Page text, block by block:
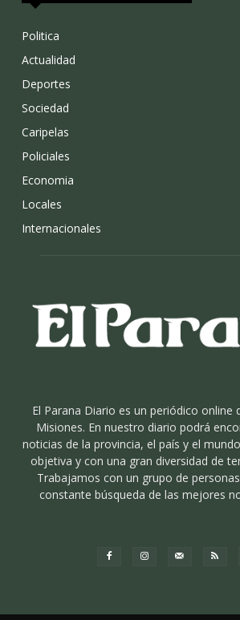
Politica
Actualidad
Deportes
Sociedad
Caripelas
Policiales
Economia
Locales
Internacionales
El Parana Diario es un periódico online
Misiones. En nuestro diario podrá
noticias de la provincia, el país y el
objetiva y con una gran diversidad de
Trabajamos con un grupo de
constante búsqueda de las mejores